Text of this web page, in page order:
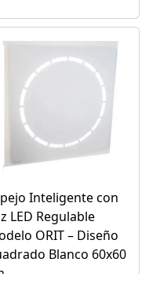
Inteligente con
LED Regulable
ORIT – Diseño
Blanco 60x60